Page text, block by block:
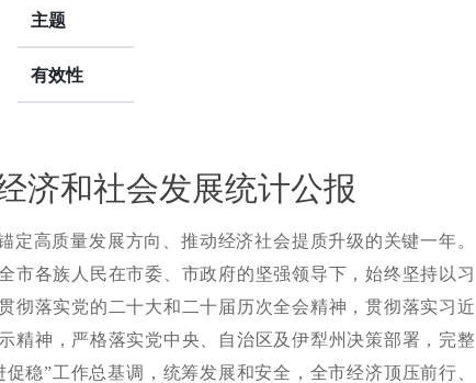
主题
有效性
济和社会发展统计公报
定高质量发展方向、推动经济社会提质升级的关键一年。
市各族人民在市委、市政府的坚强领导下 ，始终坚持以习
彻落实党的 二十大和二十届历次全会精神 ，贯彻落实习近
精神 ，严格落实党中央、自治区及伊犁州决策部署，完整
稳”工作总基调，统筹发展和安全， 全市经济顶压前行、